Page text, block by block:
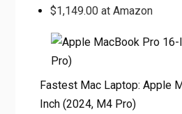
$1,149.00 at Amazon
Fastest Mac Laptop: Apple
Inch (2024, M4 Pro)